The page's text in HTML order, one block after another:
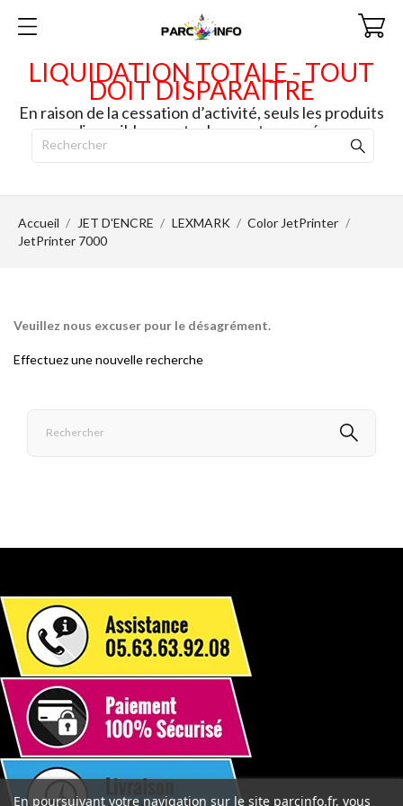
LIQUIDATION TOTALE - TOUT
DOIT DISPARAITRE
En raison de la cessation d’activité, seuls les produits
disponibles en stock seront envoyés.
Accueil JET D'ENCRE LEXMARK
Color JetPrinter
JetPrinter 7000
Veuillez nous excuser pour le désagrément.
Effectuez une nouvelle recherche
En poursuivant votre navigation sur le site parcinfo.fr, vous